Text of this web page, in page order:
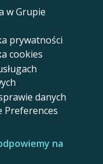
w Grupie
prywatności
cookies
danych
Preferences
na